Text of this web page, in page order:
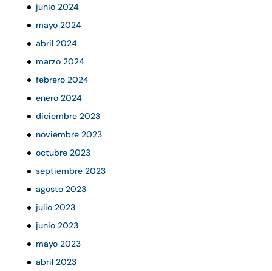
junio 2024
mayo 2024
abril 2024
marzo 2024
febrero 2024
enero 2024
diciembre 2023
noviembre 2023
octubre 2023
septiembre 2023
agosto 2023
julio 2023
junio 2023
mayo 2023
abril 2023